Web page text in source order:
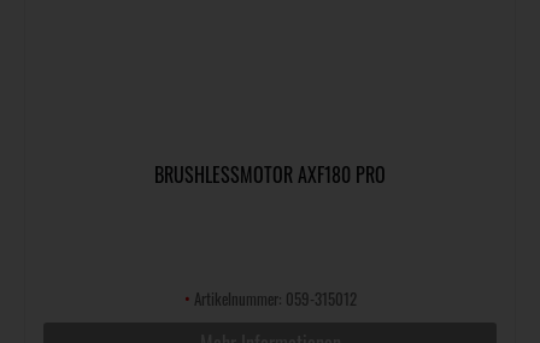
BRUSHLESSMOTOR AXF180 PRO
• Artikelnummer: 059-315012